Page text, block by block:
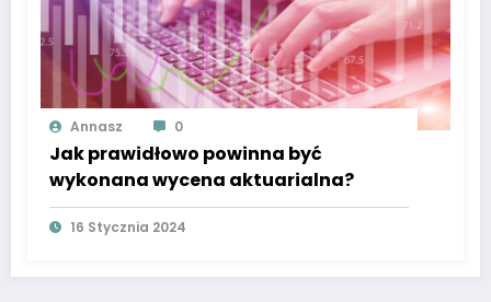
Annasz 0
Jak prawidłowo powinna być
wykonana wycena aktuarialna?
16 Stycznia 2024